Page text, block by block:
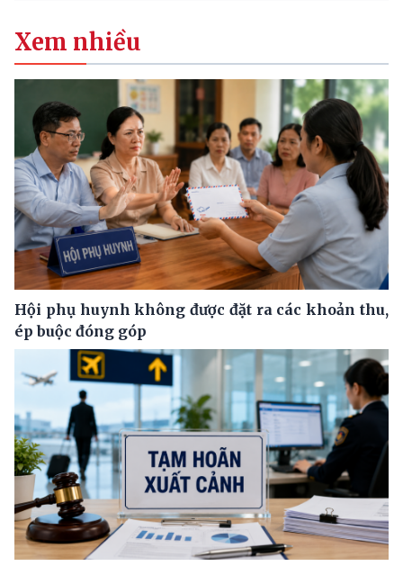
Xem nhiều
Hội phụ huynh không được đặt ra các khoản thu,
ép buộc đóng góp